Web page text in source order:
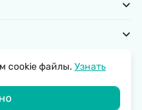
данных
cookie файлы. Узнать